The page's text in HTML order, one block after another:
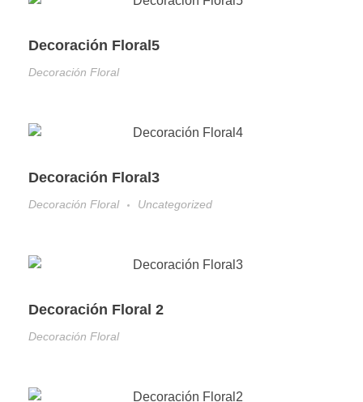
Decoración Floral5
Decoración Floral
Decoración Floral3
Decoración Floral Uncategorized
Decoración Floral 2
Decoración Floral